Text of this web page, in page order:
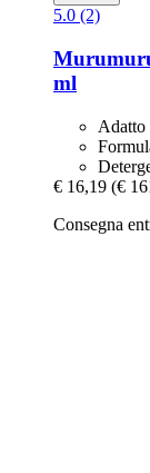
5.0 (2)
ml
Adatto
€ 16,19 (€
Consegna